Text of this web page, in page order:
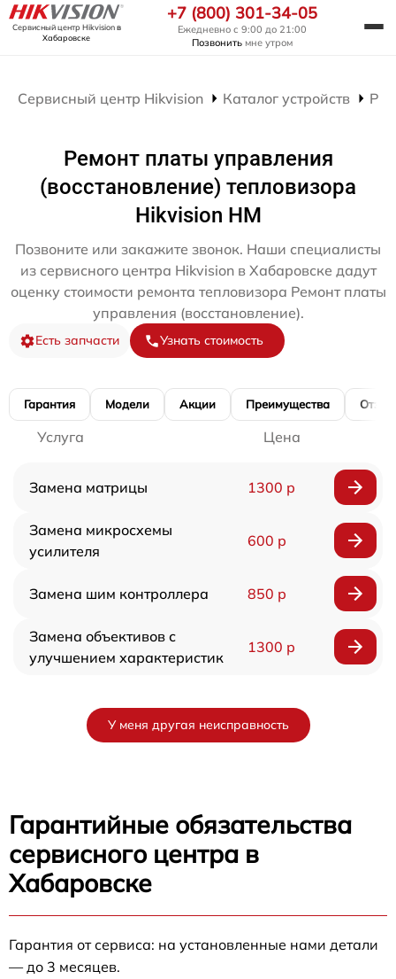
Сервисный центр Hikvisionв
Хабаровске
+7 (800) 301-34-05
Ежедневно с 9:00 до 21:00
Позвонить мне утром
Сервисный центр Hikvision Каталог устройств
Ремонт платы управления
(восстановление) тепловизора
Hikvision HM
Позвоните или закажите звонок. Наши специалисты
из сервисного центра Hikvision в Хабаровске дадут
оценку стоимости ремонта тепловизора Ремонт платы
управления (восстановление).
Есть запчасти Узнать стоимость
Гарантия Модели Акции Преимущества
Услуга Цена
Замена матрицы 1300 р
Замена микросхемы
усилителя
600 р
Замена шим контроллера 850 р
Замена объективов с
улучшением характеристик
1300 р
У меня другая неисправность
Гарантийные обязательства
сервисного центра в
Хабаровске
Гарантия от сервиса: на установленные нами детали
— до 3 месяцев.